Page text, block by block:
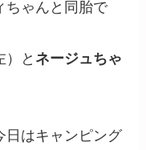
したからね(笑)